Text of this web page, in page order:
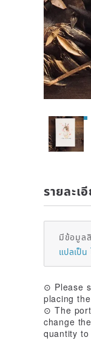
รายละเ
มีข้อมูล
แปลเป็น
⊙ Please
placing
⊙ The
change
quantity